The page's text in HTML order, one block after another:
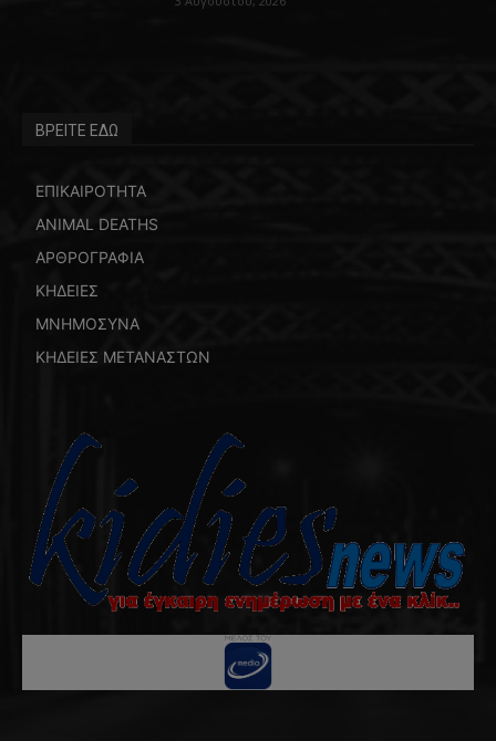
ΒΡΕΙΤΕ ΕΔΩ
ΕΠΙΚΑΙΡΟΤΗΤΑ
ANIMAL DEATHS
ΑΡΘΡΟΓΡΑΦΙΑ
ΚΗΔΕΙΕΣ
ΜΝΗΜΟΣΥΝΑ
ΚΗΔΕΙΕΣ ΜΕΤΑΝΑΣΤΩΝ